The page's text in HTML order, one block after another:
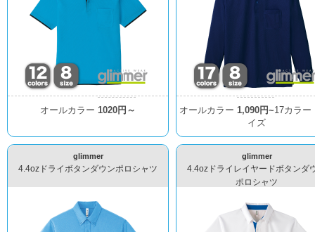
オールカラー 1020円～ オールカラー 1,090円~17カラー
イズ
glimmer
4.4ozドライボタンダウンポロシャツ
glimmer
4.4ozドライレイヤードボタンダ
ポロシャツ